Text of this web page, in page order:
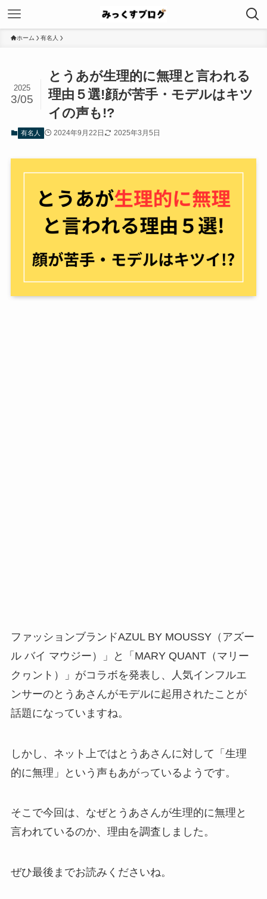
ホーム 有名人
とうあが生理的に無理と言われる
理由５選!顔が苦手・モデルはキツ
イの声も!?
2025
3/05
有名人 2024年9月22日 2025年3月5日
ファッションブランドAZUL BY MOUSSY（アズー
ル バイ マウジー）」と「MARY QUANT（マリー
クヮント）」がコラボを発表し、人気インフルエ
ンサーのとうあさんがモデルに起用されたことが
話題になっていますね。
しかし、ネット上ではとうあさんに対して「生理
的に無理」という声もあがっているようです。
そこで今回は、なぜとうあさんが生理的に無理と
言われているのか、理由を調査しました。
ぜひ最後までお読みくださいね。